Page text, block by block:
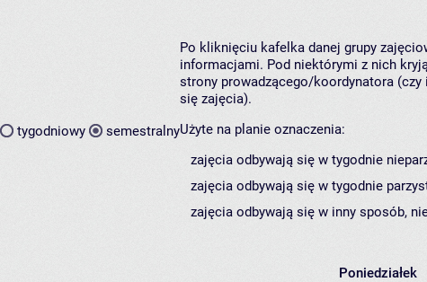
tygodniowy semestralny
Po kliknięciu kafelka danej grupy
informacjami. Pod niektórymi z nich
strony prowadzącego/koordynatora
się zajęcia).
Użyte na planie oznaczenia:
zajęcia odbywają się w tygodnie
zajęcia odbywają się w tygodnie
zajęcia odbywają się w inny sposób,
Poniedziałek